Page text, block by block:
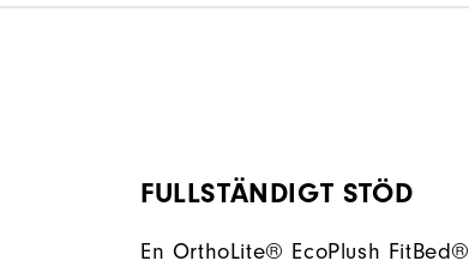
FULLSTÄNDIGT STÖD
En OrthoLite® EcoPlush FitBed®